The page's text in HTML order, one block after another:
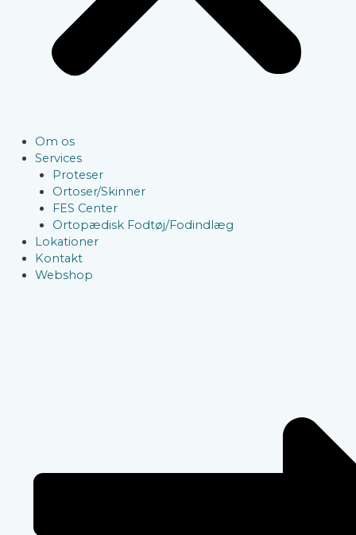
Om os
Services
Proteser
Ortoser/Skinner
FES Center
Ortopædisk Fodtøj/Fodindlæg
Lokationer
Kontakt
Webshop